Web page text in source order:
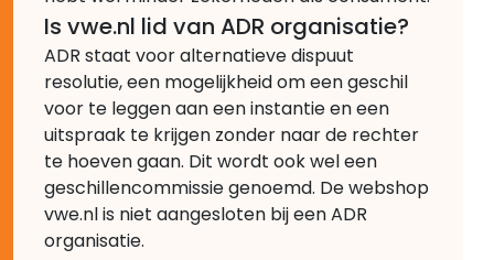
Is vwe.nl lid van ADR organisatie?
ADR staat voor alternatieve dispuut
resolutie, een mogelijkheid om een geschil
voor te leggen aan een instantie en een
uitspraak te krijgen zonder naar de rechter
te hoeven gaan. Dit wordt ook wel een
geschillencommissie genoemd. De webshop
vwe.nl is niet aangesloten bij een ADR
organisatie.